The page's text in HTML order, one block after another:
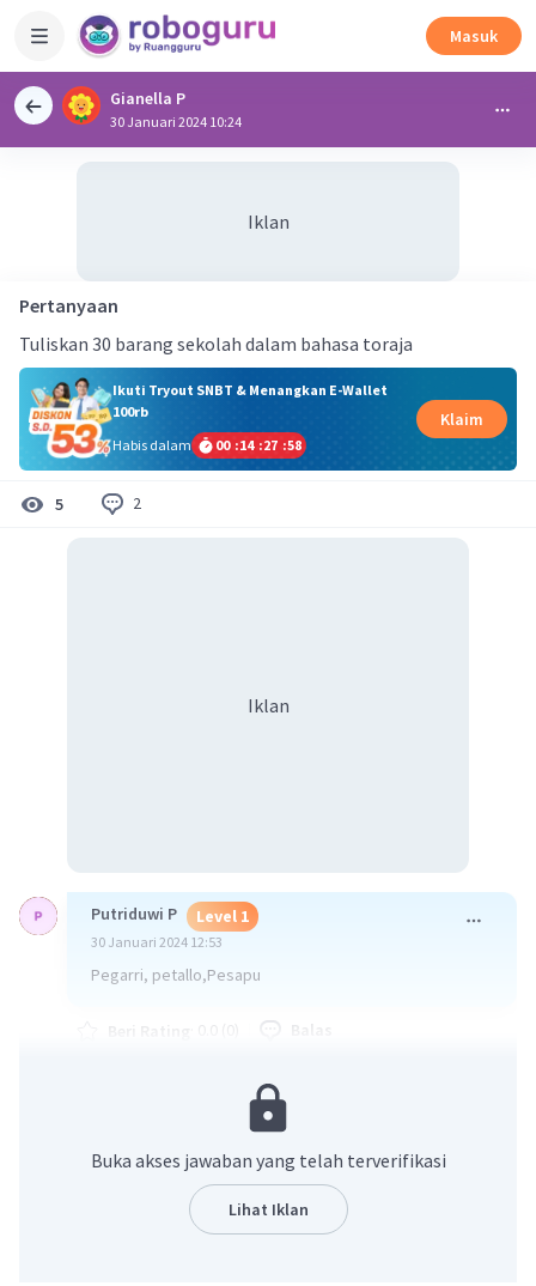
Masuk
Gianella P
30 Januari 2024 10:24
Iklan
Pertanyaan
Tuliskan 30 barang sekolah dalam bahasa toraja
Ikuti Tryout SNBT & Menangkan E-Wallet
100rb
Habis dalam
00 :14 :27 :58
Klaim
5 2
Iklan
Putriduwi P Level 1
30 Januari 2024 12:53
Pegarri, petallo,Pesapu
Balas
Iklan
Level 85
Buka akses jawaban yang telah terverifikasi
Lihat Iklan